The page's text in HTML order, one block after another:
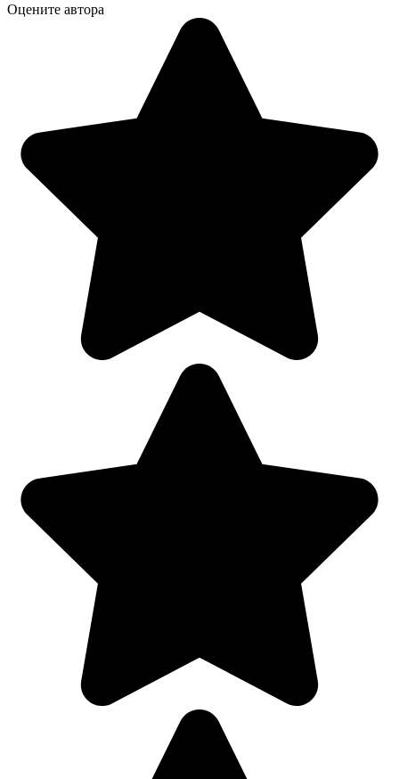
Оцените автора